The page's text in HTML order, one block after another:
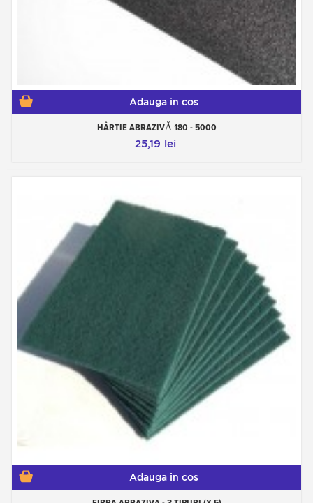
Adauga in cos
HÂRTIE ABRAZIVĂ 180 - 5000
25,19 lei
Adauga in cos